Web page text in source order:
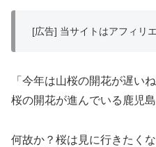
[広告] 当サイトはアフィリ
「今年は山桜の開花が遅い
桜の開花が進んでいる鹿児島
何故か？桜は見に行きたく